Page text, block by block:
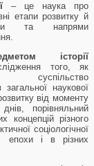
– це наука про
етапи розвитку й
та напрями
історії
того, як
наукової
від моменту
порівняльний
концепцій різного
соціологічної
епохи і в різних